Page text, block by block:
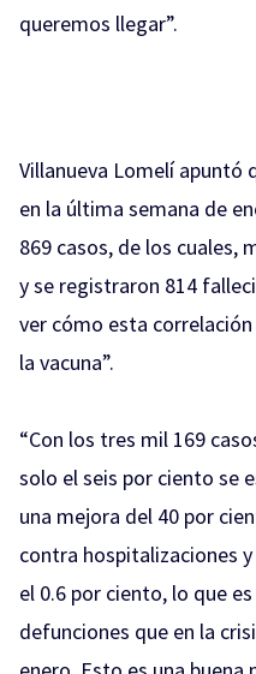
queremos llegar”.
Villanueva Lomelí apuntó
en la última semana de
869 casos, de los cuales,
y se registraron 814
ver cómo esta
la vacuna”.
“Con los tres mil 169
solo el seis por ciento se
una mejora del 40 por
contra hospitalizaciones
el 0.6 por ciento, lo que
defunciones que en la